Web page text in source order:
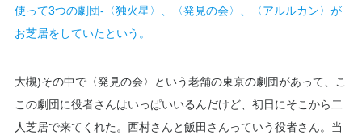
使って3つの劇団-〈独火星〉、〈発見の会〉、〈アルルカン〉が
お芝居をしていたという。
大槻)その中で〈発見の会〉という老舗の東京の劇団があって、こ
この劇団に役者さんはいっぱいいるんだけど、初日にそこから二
人芝居で来てくれた。西村さんと飯田さんっていう役者さん。当